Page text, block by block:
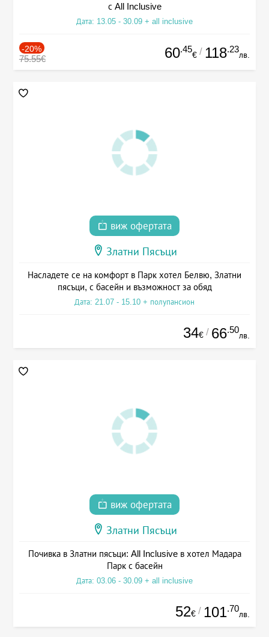
с All Inclusive
Дата: 13.05 - 30.09 + all inclusive
-20%
75.55€ 60.45
€ / 118.23
лв.
виж офертата
Златни Пясъци
Насладете се на комфорт в Парк хотел Белвю, Златни
пясъци, с басейн и възможност за обяд
Дата: 21.07 - 15.10 + полупансион
34€ / 66.50
лв.
виж офертата
Златни Пясъци
Почивка в Златни пясъци: All Inclusive в хотел Мадара
Парк с басейн
Дата: 03.06 - 30.09 + all inclusive
52€ / 101.70
лв.